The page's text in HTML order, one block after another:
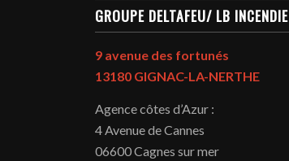
GROUPE DELTAFEU/ LB INCENDIE
9 avenue des fortunés
13180 GIGNAC-LA-NERTHE
Agence côtes d’Azur :
4 Avenue de Cannes
06600 Cagnes sur mer